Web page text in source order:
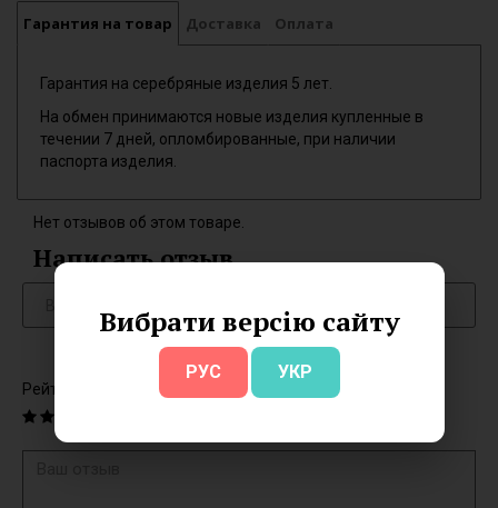
Вибрати версію сайту
РУС УКР
Гарантия на товар Доставка Оплата
Гарантия на серебряные изделия 5 лет.
На обмен принимаются новые изделия купленные в
течении 7 дней, опломбированные, при наличии
паспорта изделия.
Нет отзывов об этом товаре.
Написать отзыв
Рейтинг